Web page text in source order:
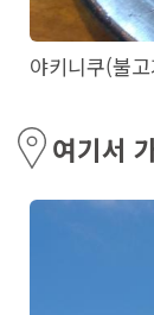
야키니쿠(불
여기서